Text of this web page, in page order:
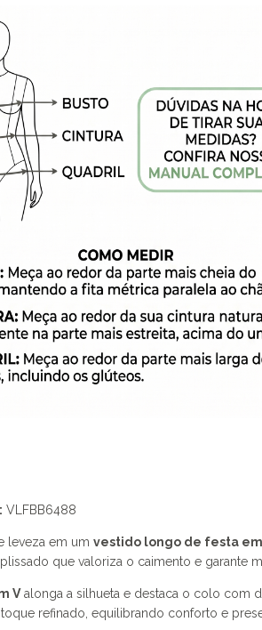
VLFBB6488
leveza em um vestido longo de festa
que valoriza o caimento e garante
Valonga a silhueta e destaca o colo com
refinado, equilibrando conforto e